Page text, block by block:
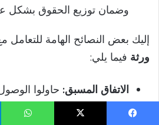
وضمان توزيع الحقوق بشكل
إليك بعض النصائح الهامة للتعامل
ورثة فيما يلي:
الاتفاق المسبق: حاولوا
لتفادي النزاعات الطويلة.